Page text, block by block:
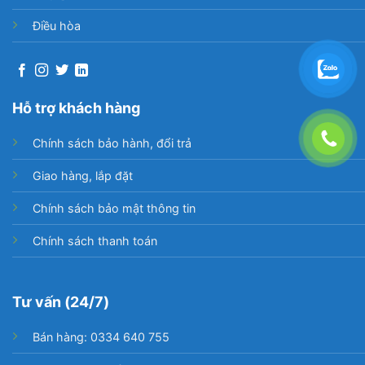
dùng.
Lõi số 5 – PAC thay thế sau 12 tháng dùng.
Máy lọc nước AOSmith dùng riêng lõi, không sử
dụng chung lõi lọc nước của các hãng
(tổng đài AOSmith) khi cần tư vấn
chọn mua, hỗ trợ thay thế lõi lọc nước.
Xem thêm: Tại sao cần phải thay lõi lọc nước định
kỳ?
Đóng/mở (tháo lắp) máy với 2 nút khóa trên thân
máy
Điều hòa
Hỗ trợ khách hàng
Chính sách bảo hành, đổi trả
Giao hàng, lắp đặt
Chính sách bảo mật thông tin
Chính sách thanh toán
Tư vấn (24/7)
Bán hàng: 0334 640 755